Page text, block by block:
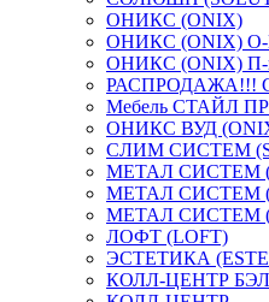
ОНИКС (ONIX)
ОНИКС (ONIX)
ОНИКС (ONIX) П-
РАСПРОДАЖА!!!
Мебель СТАЙЛ
ОНИКС ВУД
СЛИМ СИСТЕМ
МЕТАЛ СИСТЕМ
МЕТАЛ СИСТЕМ
МЕТАЛ СИСТЕМ
ЛОФТ (LOFT)
ЭСТЕТИКА
КОЛЛ-ЦЕНТР